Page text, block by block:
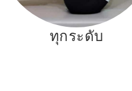
ทุกระดับ